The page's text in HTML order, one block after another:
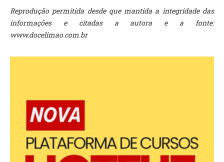
Reprodução permitida desde que mantida a integridade das
informações e citadas a autora e a fonte:
www.docelimao.com.br